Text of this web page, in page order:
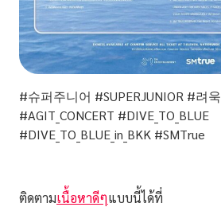
#슈퍼주니어 #SUPERJUNIOR #려욱
#AGIT_CONCERT #DIVE_TO_BLUE
#DIVE_TO_BLUE_in_BKK #SMTrue
ติดตามเนื้อหาดีๆแบบนี้ได้ที่